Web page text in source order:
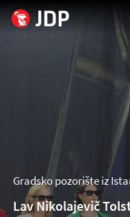
Gradsko pozorište iz
Lav Nikolajevič